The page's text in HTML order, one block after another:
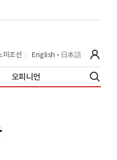
미조선 English 日本語
오피니언